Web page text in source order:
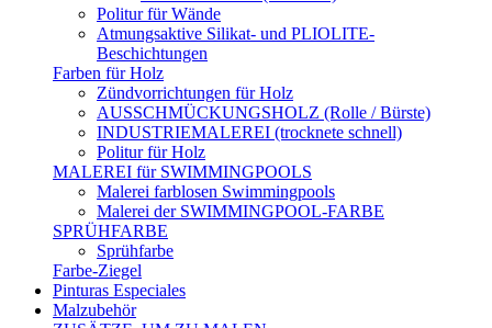
Politur für Wände
Atmungsaktive Silikat- und PLIOLITE-
Beschichtungen
Farben für Holz
Zündvorrichtungen für Holz
AUSSCHMÜCKUNGSHOLZ (Rolle / Bürste)
INDUSTRIEMALEREI (trocknete schnell)
Politur für Holz
MALEREI für SWIMMINGPOOLS
Malerei farblosen Swimmingpools
Malerei der SWIMMINGPOOL-FARBE
SPRÜHFARBE
Sprühfarbe
Farbe-Ziegel
Pinturas Especiales
Malzubehör